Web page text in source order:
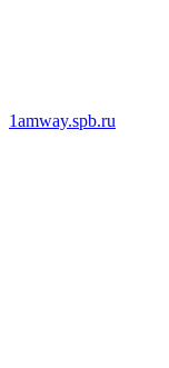
1amway.spb.ru